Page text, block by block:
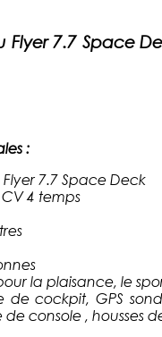
7.7 Space
:
7.7 Space Deck
4 temps
la plaisance, le
de cockpit, GPS
de console , housses